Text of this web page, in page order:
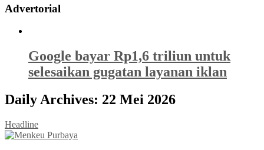
Advertorial
Google bayar Rp1,6 triliun untuk
selesaikan gugatan layanan iklan
Daily Archives: 22 Mei 2026
Headline